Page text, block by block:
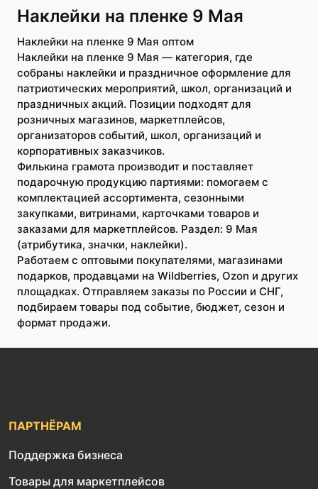
Наклейки на пленке 9 Мая
Наклейки на пленке 9 Мая оптом
Наклейки на пленке 9 Мая — категория, где
собраны наклейки и праздничное оформление для
патриотических мероприятий, школ, организаций и
праздничных акций. Позиции подходят для
розничных магазинов, маркетплейсов,
организаторов событий, школ, организаций и
корпоративных заказчиков.
Филькина грамота производит и поставляет
подарочную продукцию партиями: помогаем с
комплектацией ассортимента, сезонными
закупками, витринами, карточками товаров и
заказами для маркетплейсов. Раздел: 9 Мая
(атрибутика, значки, наклейки).
Работаем с оптовыми покупателями, магазинами
подарков, продавцами на Wildberries, Ozon и других
площадках. Отправляем заказы по России и СНГ,
подбираем товары под событие, бюджет, сезон и
формат продажи.
ПАРТНЁРАМ
Поддержка бизнеса
Товары для маркетплейсов